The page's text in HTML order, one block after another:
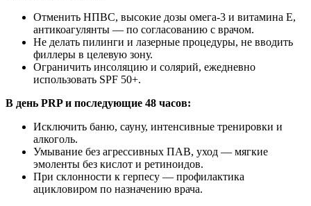
Отменить НПВС, высокие дозы омега‑3 и витамина Е,
антикоагулянты — по согласованию с врачом.
Не делать пилинги и лазерные процедуры, не вводить
филлеры в целевую зону.
Ограничить инсоляцию и солярий, ежедневно
использовать SPF 50+.
В день PRP и последующие 48 часов:
Исключить баню, сауну, интенсивные тренировки и
алкоголь.
Умывание без агрессивных ПАВ, уход — мягкие
эмоленты без кислот и ретиноидов.
При склонности к герпесу — профилактика
ацикловиром по назначению врача.